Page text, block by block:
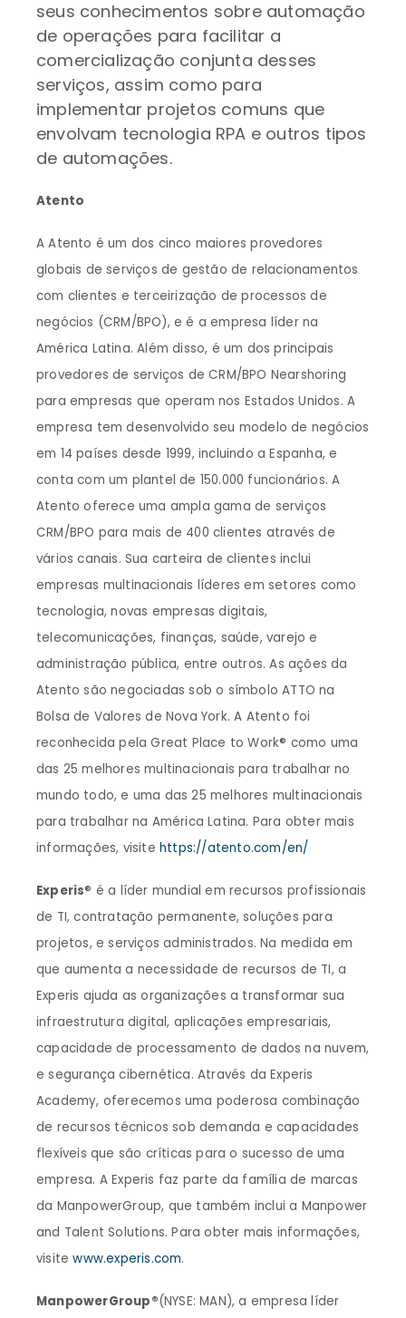
seus conhecimentos sobre automação
de operações para facilitar a
comercialização conjunta desses
serviços, assim como para
implementar projetos comuns que
envolvam tecnologia RPA e outros tipos
de automações.
Atento
A Atento é um dos cinco maiores provedores
globais de serviços de gestão de relacionamentos
com clientes e terceirização de processos de
negócios (CRM/BPO), e é a empresa líder na
América Latina. Além disso, é um dos principais
provedores de serviços de CRM/BPO Nearshoring
para empresas que operam nos Estados Unidos. A
empresa tem desenvolvido seu modelo de negócios
em 14 países desde 1999, incluindo a Espanha, e
conta com um plantel de 150.000 funcionários. A
Atento oferece uma ampla gama de serviços
CRM/BPO para mais de 400 clientes através de
vários canais. Sua carteira de clientes inclui
empresas multinacionais líderes em setores como
tecnologia, novas empresas digitais,
telecomunicações, finanças, saúde, varejo e
administração pública, entre outros. As ações da
Atento são negociadas sob o símbolo ATTO na
Bolsa de Valores de Nova York. A Atento foi
reconhecida pela Great Place to Work® como uma
das 25 melhores multinacionais para trabalhar no
mundo todo, e uma das 25 melhores multinacionais
para trabalhar na América Latina. Para obter mais
informações, visite https://atento.com/en/
Experis® é a líder mundial em recursos profissionais
de TI, contratação permanente, soluções para
projetos, e serviços administrados. Na medida em
que aumenta a necessidade de recursos de TI, a
Experis ajuda as organizações a transformar sua
infraestrutura digital, aplicações empresariais,
capacidade de processamento de dados na nuvem,
e segurança cibernética. Através da Experis
Academy, oferecemos uma poderosa combinação
de recursos técnicos sob demanda e capacidades
flexíveis que são críticas para o sucesso de uma
empresa. A Experis faz parte da família de marcas
da ManpowerGroup, que também inclui a Manpower
and Talent Solutions. Para obter mais informações,
visitewww.experis.com.
ManpowerGroup®(NYSE: MAN), a empresa líder